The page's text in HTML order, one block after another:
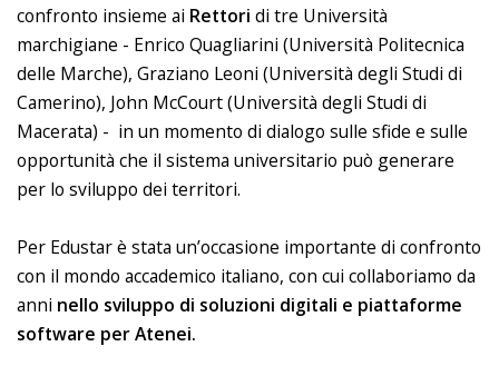
confronto insieme ai Rettori di tre Università
marchigiane - Enrico Quagliarini (Università Politecnica
delle Marche), Graziano Leoni (Università degli Studi di
Camerino), John McCourt (Università degli Studi di
Macerata) - in un momento di dialogo sulle sfide e sulle
opportunità che il sistema universitario può generare
per lo sviluppo dei territori.
Per Edustar è stata un’occasione importante di confronto
con il mondo accademico italiano, con cui collaboriamo da
anni nello sviluppo di soluzioni digitali e piattaforme
software per Atenei.